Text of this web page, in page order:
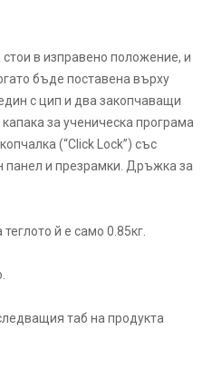
в изправено положение, и
бъде поставена върху
с цип и два закопчаващи
за ученическа програма
(“Click Lock”) със
панел и презрамки. Дръжка за
й е само 0.85кг.
таб на продукта